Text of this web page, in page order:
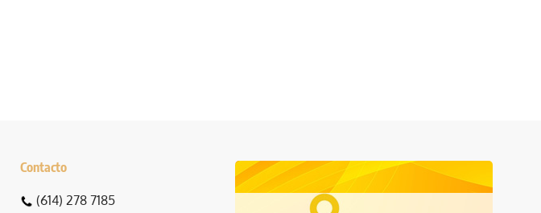
Contacto
(614) 278 7185